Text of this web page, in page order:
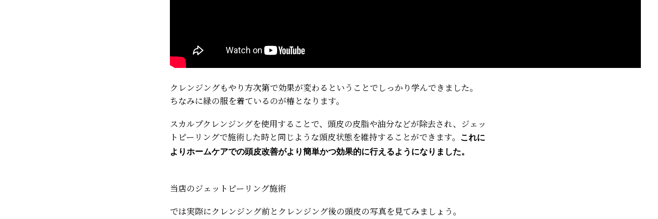
クレンジングもやり方次第で効果が変わるということでしっかり学んできました。
ちなみに緑の服を着ているのが椿となります。
スカルプクレンジングを使用することで、頭皮の皮脂や油分などが除去され、ジェッ
トピーリングで施術した時と同じような頭皮状態を維持することができます。
これに
よりホームケアでの頭皮改善がより簡単かつ効果的に行えるようになりました。
当店のジェットピーリング施術
では実際にクレンジング前とクレンジング後の頭皮の写真を見てみましょう。